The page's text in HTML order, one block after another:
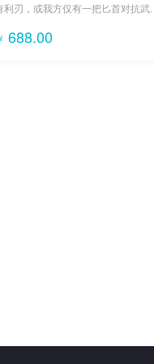
利刃，或我方仅有一把匕首对抗武装
打击。
688.00